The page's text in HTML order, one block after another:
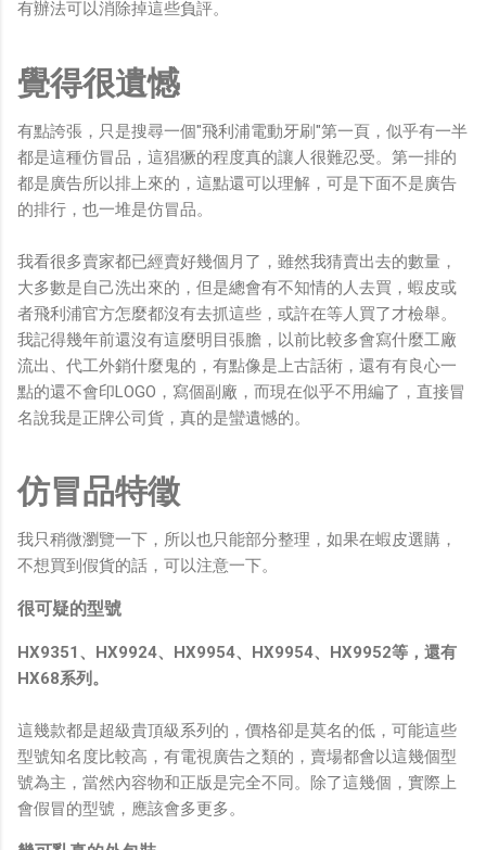
有辦法可以消除掉這些負評。
覺得很遺憾
有點誇張，只是搜尋一個"飛利浦電動牙刷"第一頁，似乎有一半
都是這種仿冒品，這猖獗的程度真的讓人很難忍受。第一排的
都是廣告所以排上來的，這點還可以理解，可是下面不是廣告
的排行，也一堆是仿冒品。
我看很多賣家都已經賣好幾個月了，雖然我猜賣出去的數量，
大多數是自己洗出來的，但是總會有不知情的人去買，蝦皮或
者飛利浦官方怎麼都沒有去抓這些，或許在等人買了才檢舉。
我記得幾年前還沒有這麼明目張膽，以前比較多會寫什麼工廠
流出、代工外銷什麼鬼的，有點像是上古話術，還有有良心一
點的還不會印LOGO，寫個副廠，而現在似乎不用編了，直接冒
名說我是正牌公司貨，真的是蠻遺憾的。
仿冒品特徵
我只稍微瀏覽一下，所以也只能部分整理，如果在蝦皮選購，
不想買到假貨的話，可以注意一下。
很可疑的型號
HX9351、HX9924、HX9954、HX9954、HX9952等，還有
HX68系列。
這幾款都是超級貴頂級系列的，價格卻是莫名的低，可能這些
型號知名度比較高，有電視廣告之類的，賣場都會以這幾個型
號為主，當然內容物和正版是完全不同。除了這幾個，實際上
會假冒的型號，應該會多更多。